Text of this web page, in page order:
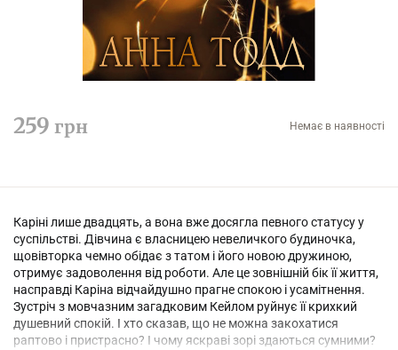
259 грн Немає в наявності
Каріні лише двадцять, а вона вже досягла певного статусу у
суспільстві. Дівчина є власницею невеличкого будиночка,
щовівторка чемно обідає з татом і його новою дружиною,
отримує задоволення від роботи. Але це зовнішній бік її життя,
насправді Каріна відчайдушно прагне спокою і усамітнення.
Зустріч з мовчазним загадковим Кейлом руйнує її крихкий
душевний спокій. І хто сказав, що не можна закохатися
раптово і пристрасно? І чому яскраві зорі здаються сумними?